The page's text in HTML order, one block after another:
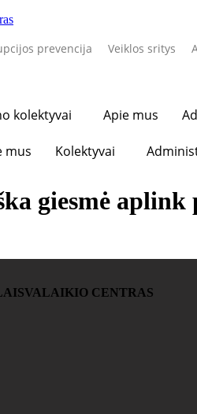
prevencija Veiklos sritys
kolektyvai Apie mus
mus Kolektyvai
giesmė aplink
CENTRAS